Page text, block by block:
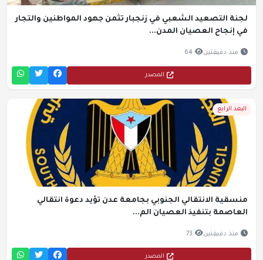
لجنة التصعيد الشعبي في زنجبار تثمن جهود المواطنين والتجار
في إنجاح العصيان المدن...
منذ دقيقتين 64
المصدر
البعد الرابع
منسقية الانتقالي الجنوبي بجامعة عدن تؤيد دعوة انتقالي
العاصمة بتنفيذ العصيان الم...
منذ دقيقتين 73
المصدر